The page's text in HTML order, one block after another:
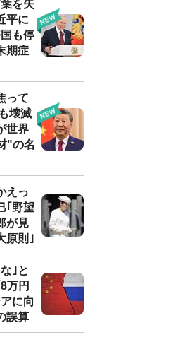
を失
平に
も停
期症
って
壊滅
世界
"の名
えっ
｢野望
が見
原則｣
｣と
万円
に向
誤算